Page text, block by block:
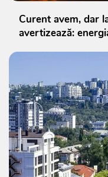
Curent avem, dar
avertizează: